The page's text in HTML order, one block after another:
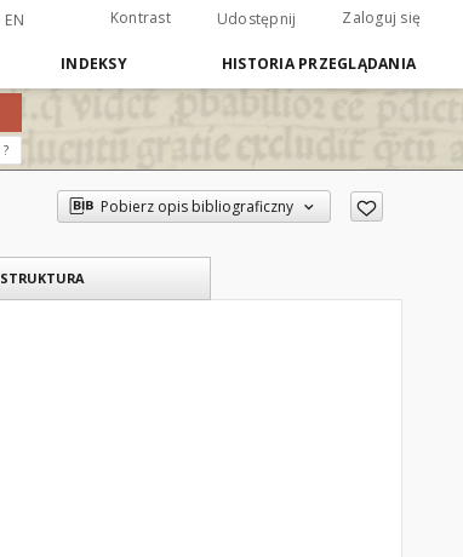
EN Kontrast Udostępnij Zaloguj się
INDEKSY HISTORIA PRZEGLĄDANIA
?
Pobierz opis bibliograficzny
STRUKTURA